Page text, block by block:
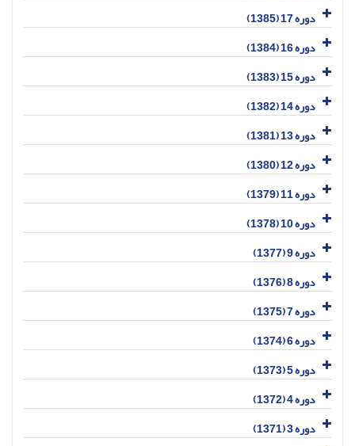
دوره 17 (1385)
دوره 16 (1384)
دوره 15 (1383)
دوره 14 (1382)
دوره 13 (1381)
دوره 12 (1380)
دوره 11 (1379)
دوره 10 (1378)
دوره 9 (1377)
دوره 8 (1376)
دوره 7 (1375)
دوره 6 (1374)
دوره 5 (1373)
دوره 4 (1372)
دوره 3 (1371)